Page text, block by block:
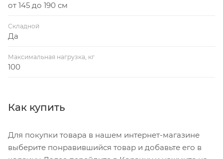
от 145 до 190 см
Складной
Да
Максимальная нагрузка, кг
100
Как купить
Для покупки товара в нашем интернет-магазине
выберите понравившийся товар и добавьте его в